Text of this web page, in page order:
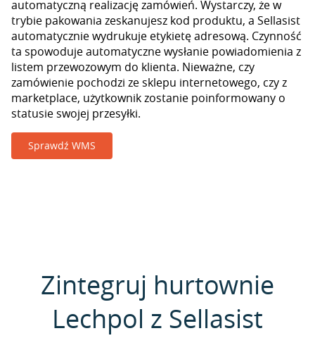
automatyczną realizację zamówień. Wystarczy, że w
trybie pakowania zeskanujesz kod produktu, a Sellasist
automatycznie wydrukuje etykietę adresową. Czynność
ta spowoduje automatyczne wysłanie powiadomienia z
listem przewozowym do klienta. Nieważne, czy
zamówienie pochodzi ze sklepu internetowego, czy z
marketplace, użytkownik zostanie poinformowany o
statusie swojej przesyłki.
Sprawdź WMS
Zintegruj hurtownie
Lechpol z Sellasist